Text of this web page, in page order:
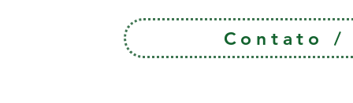
Contato /